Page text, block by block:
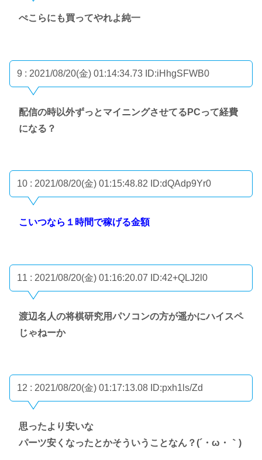
ぺこらにも買ってやれよ純一
9 : 2021/08/20(金) 01:14:34.73 ID:iHhgSFWB0
配信の時以外ずっとマイニングさせてるPCって経費
になる？
10 : 2021/08/20(金) 01:15:48.82 ID:dQAdp9Yr0
こいつなら１時間で稼げる金額
11 : 2021/08/20(金) 01:16:20.07 ID:42+QLJ2l0
渡辺名人の将棋研究用パソコンの方が遥かにハイスペ
じゃねーか
12 : 2021/08/20(金) 01:17:13.08 ID:pxh1ls/Zd
思ったより安いな
パーツ安くなったとかそういうことなん？(´・ω・｀)